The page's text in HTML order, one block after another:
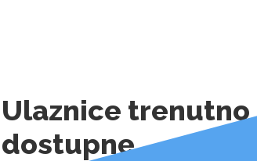
Ulaznice trenutno
dostupne